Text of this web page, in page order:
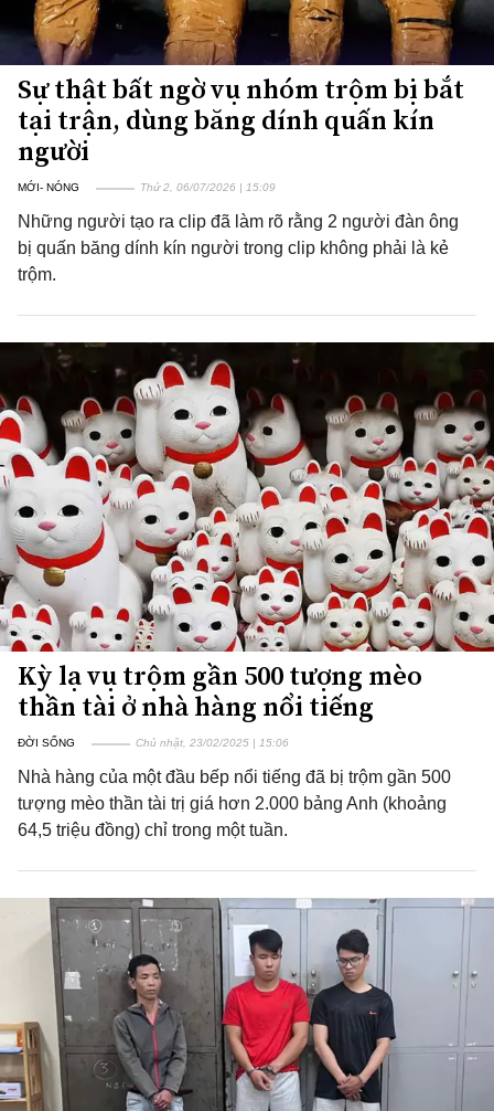
Sự thật bất ngờ vụ nhóm trộm bị bắt
tại trận, dùng băng dính quấn kín
người
MỚI- NÓNG Thứ 2, 06/07/2026 | 15:09
Những người tạo ra clip đã làm rõ rằng 2 người đàn ông
bị quấn băng dính kín người trong clip không phải là kẻ
trộm.
Kỳ lạ vụ trộm gần 500 tượng mèo
thần tài ở nhà hàng nổi tiếng
ĐỜI SỐNG Chủ nhật, 23/02/2025 | 15:06
Nhà hàng của một đầu bếp nổi tiếng đã bị trộm gần 500
tượng mèo thần tài trị giá hơn 2.000 bảng Anh (khoảng
64,5 triệu đồng) chỉ trong một tuần.